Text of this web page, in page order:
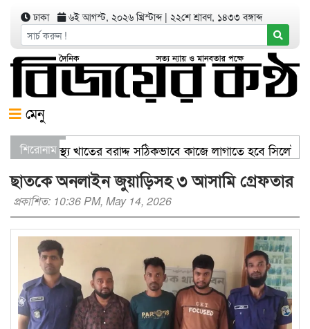
ঢাকা ৬ই আগস্ট, ২০২৬ খ্রিস্টাব্দ| ২২শে শ্রাবণ, ১৪৩৩ বঙ্গাব্দ
মেনু
শিরোনামস্বাস্থ্য খাতের বরাদ্দ সঠিকভাবে কাজে লাগাতে হবে
যার যেখানে খালি জায়গা আছে, গাছ লাগান — আব্দুল কাইয়ুম
ছাতকে অনলাইন জুয়াড়িসহ ৩ আসামি গ্রেফতার
প্রকাশিত: 10:36 PM, May 14, 2026